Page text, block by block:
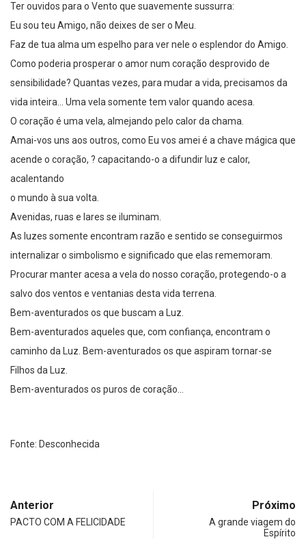
Ter ouvidos para o Vento que suavemente sussurra:
Eu sou teu Amigo, não deixes de ser o Meu.
Faz de tua alma um espelho para ver nele o esplendor do Amigo.
Como poderia prosperar o amor num coração desprovido de
sensibilidade? Quantas vezes, para mudar a vida, precisamos da
vida inteira… Uma vela somente tem valor quando acesa.
O coração é uma vela, almejando pelo calor da chama.
Amai-vos uns aos outros, como Eu vos amei é a chave mágica que
acende o coração, ? capacitando-o a difundir luz e calor,
acalentando
o mundo à sua volta.
Avenidas, ruas e lares se iluminam.
As luzes somente encontram razão e sentido se conseguirmos
internalizar o simbolismo e significado que elas rememoram.
Procurar manter acesa a vela do nosso coração, protegendo-o a
salvo dos ventos e ventanias desta vida terrena.
Bem-aventurados os que buscam a Luz.
Bem-aventurados aqueles que, com confiança, encontram o
caminho da Luz. Bem-aventurados os que aspiram tornar-se
Filhos da Luz.
Bem-aventurados os puros de coração…
Fonte: Desconhecida
Anterior
PACTO COM A FELICIDADE
Próximo
A grande viagem do
Espírito